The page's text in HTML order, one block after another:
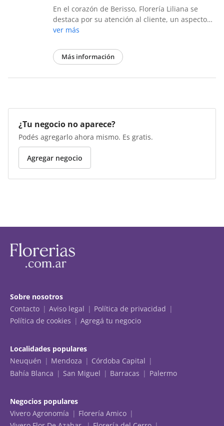
En el corazón de Berisso, Florería Liliana se
destaca por su atención al cliente, un aspecto…
ver más
Más información
¿Tu negocio no aparece?
Podés agregarlo ahora mismo. Es gratis.
Agregar negocio
Sobre nosotros
Contacto
Aviso legal
Política de privacidad
Política de cookies
Agregá tu negocio
Localidades populares
Neuquén
Mendoza
Córdoba Capital
Bahía Blanca
San Miguel Barracas Palermo
Negocios populares
Vivero Agronomía
Florería Amico